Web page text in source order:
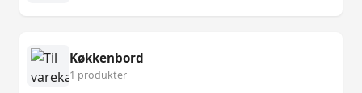
Køkkenbord
1 produkter